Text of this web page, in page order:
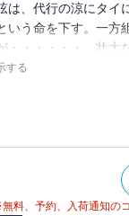
は、代行の涼にタイ
いう命を下す。一方
・・・・・・。壮大
する
料、予約、入荷通知の